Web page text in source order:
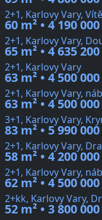
2+1, Karlovy Vary,
60 m² • 4 190
2+1, Karlovy Vary,
65 m² • 4 635
2+1, Karlovy Vary
63 m² • 4 500
2+1, Karlovy Vary,
63 m² • 4 500
3+1, Karlovy Vary,
83 m² • 5 990
2+1, Karlovy Vary,
58 m² • 4 200
2+1, Karlovy Vary,
62 m² • 4 500
2+kk, Karlovy Vary,
52 m² • 3 800